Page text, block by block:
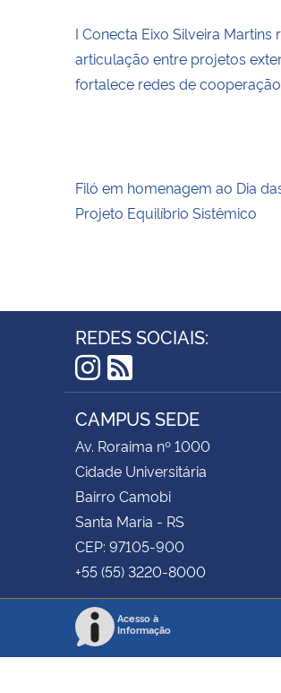
I Conecta Eixo Silveira Martins
articulação entre projetos
fortalece redes de
Filó em homenagem ao Dia
Projeto Equilíbrio Sistêmico
REDES SOCIAIS:
Instagram
RSS
CAMPUS SEDE
Av. Roraima nº 1000
Cidade Universitária
Bairro Camobi
Santa Maria - RS
CEP: 97105-900
+55 (55) 3220-8000
Acesso à
Informação